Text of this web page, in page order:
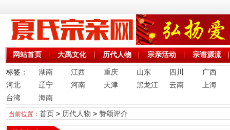
网站首页 大禹文化 历代人物 宗亲活动 宗谱源流
标签： 湖南 江西 重庆 山东 四川
广西
河北
辽宁 河南 天津 黑龙江 云南
上海
台湾
海南
当前位置： 首页> 历代人物 > 赞颂评介